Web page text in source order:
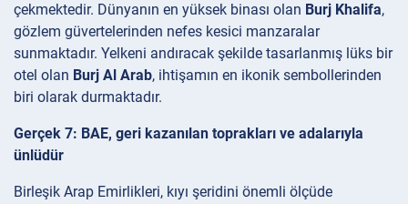
çekmektedir. Dünyanın en yüksek binası olan Burj Khalifa,
gözlem güvertelerinden nefes kesici manzaralar
sunmaktadır. Yelkeni andıracak şekilde tasarlanmış lüks bir
otel olan Burj Al Arab, ihtişamın en ikonik sembollerinden
biri olarak durmaktadır.
Gerçek 7: BAE, geri kazanılan toprakları ve adalarıyla
ünlüdür
Birleşik Arap Emirlikleri, kıyı şeridini önemli ölçüde